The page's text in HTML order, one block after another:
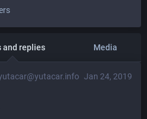
and replies Media
Jan 24, 2019